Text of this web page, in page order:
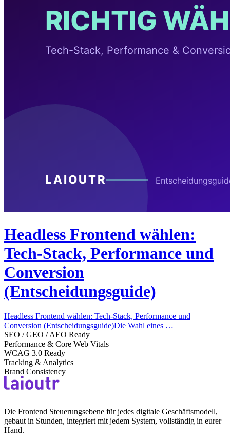
Headless Frontend wählen:
Tech-Stack, Performance und
Conversion
(Entscheidungsguide)
Headless Frontend wählen: Tech-Stack, Performance und
Conversion (Entscheidungsguide)Die Wahl eines …
SEO / GEO / AEO Ready
Performance & Core Web Vitals
WCAG 3.0 Ready
Tracking & Analytics
Brand Consistency
Die Frontend Steuerungsebene für jedes digitale Geschäftsmodell,
gebaut in Stunden, integriert mit jedem System, vollständig in eurer
Hand.